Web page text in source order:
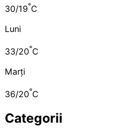
30/19°C
Luni
33/20°C
Marți
36/20°C
Categorii